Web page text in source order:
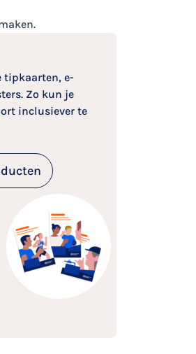
tipkaarten, e-
Zo kun je
inclusiever te